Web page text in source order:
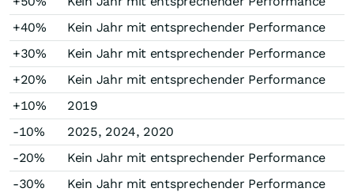
+40%
Kein Jahr mit entsprechender Performance
+30%
Kein Jahr mit entsprechender Performance
+20%
Kein Jahr mit entsprechender Performance
+10%
2019
-10%
2025, 2024, 2020
-20%
Kein Jahr mit entsprechender Performance
-30%
Kein Jahr mit entsprechender Performance